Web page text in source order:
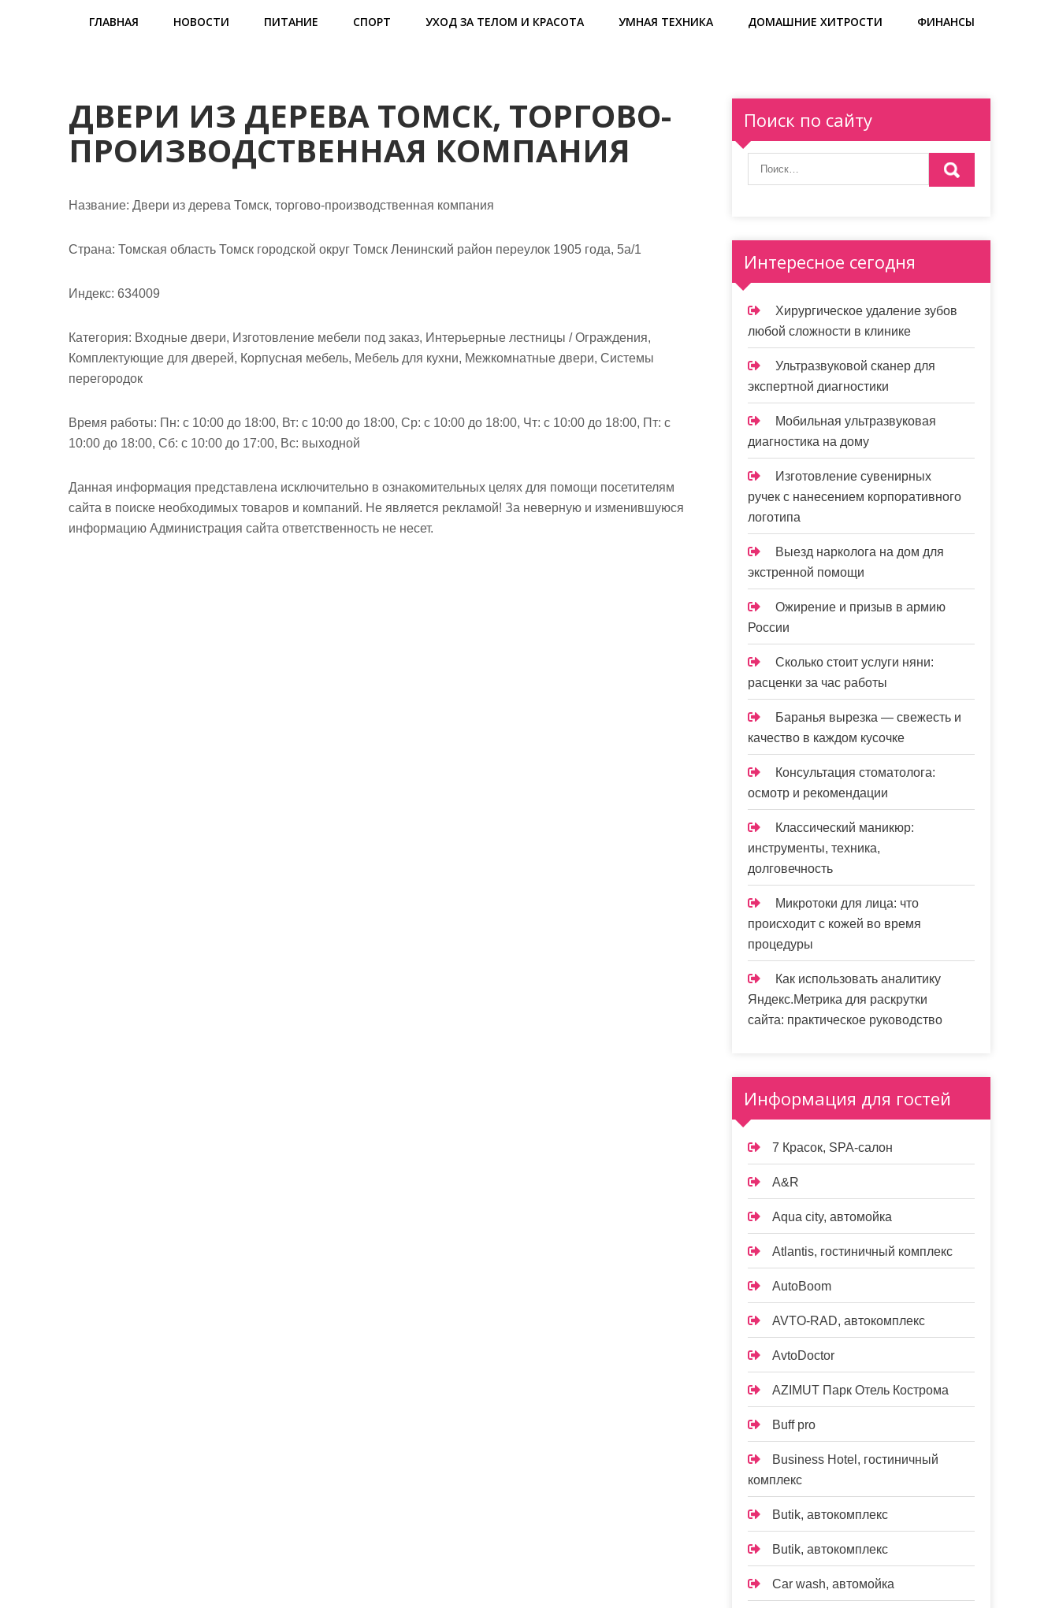
ГЛАВНАЯ НОВОСТИ ПИТАНИЕ СПОРТ УХОД ЗА ТЕЛОМ И КРАСОТА УМНАЯ ТЕХНИКА ДОМАШНИЕ ХИТРОСТИ ФИНАНСЫ
ДВЕРИ ИЗ ДЕРЕВА ТОМСК, ТОРГОВО-
ПРОИЗВОДСТВЕННАЯ КОМПАНИЯ
Название: Двери из дерева Томск, торгово-производственная компания
Страна: Томская область Томск городской округ Томск Ленинский район переулок 1905 года, 5а/1
Индекс: 634009
Категория: Входные двери, Изготовление мебели под заказ, Интерьерные лестницы / Ограждения,
Комплектующие для дверей, Корпусная мебель, Мебель для кухни, Межкомнатные двери, Системы
перегородок
Время работы: Пн: с 10:00 до 18:00, Вт: с 10:00 до 18:00, Ср: с 10:00 до 18:00, Чт: с 10:00 до 18:00, Пт: с
10:00 до 18:00, Сб: с 10:00 до 17:00, Вс: выходной
Данная информация представлена исключительно в ознакомительных целях для помощи посетителям
сайта в поиске необходимых товаров и компаний. Не является рекламой! За неверную и изменившуюся
информацию Администрация сайта ответственность не несет.
Поиск по сайту
Интересное сегодня
Хирургическое удаление зубов
любой сложности в клинике
Ультразвуковой сканер для
экспертной диагностики
Мобильная ультразвуковая
диагностика на дому
Изготовление сувенирных
ручек с нанесением корпоративного
логотипа
Выезд нарколога на дом для
экстренной помощи
Ожирение и призыв в армию
России
Сколько стоит услуги няни:
расценки за час работы
Баранья вырезка — свежесть и
качество в каждом кусочке
Консультация стоматолога:
осмотр и рекомендации
Классический маникюр:
инструменты, техника,
долговечность
Микротоки для лица: что
происходит с кожей во время
процедуры
Как использовать аналитику
Яндекс.Метрика для раскрутки
сайта: практическое руководство
Информация для гостей
7 Красок, SPA-салон
A&R
Aqua city, автомойка
Atlantis, гостиничный комплекс
AutoBoom
AVTO-RAD, автокомплекс
AvtoDoctor
AZIMUT Парк Отель Кострома
Buff pro
Business Hotel, гостиничный
комплекс
Butik, автокомплекс
Butik, автокомплекс
Car wash, автомойка